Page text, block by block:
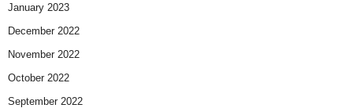
January 2023
December 2022
November 2022
October 2022
September 2022